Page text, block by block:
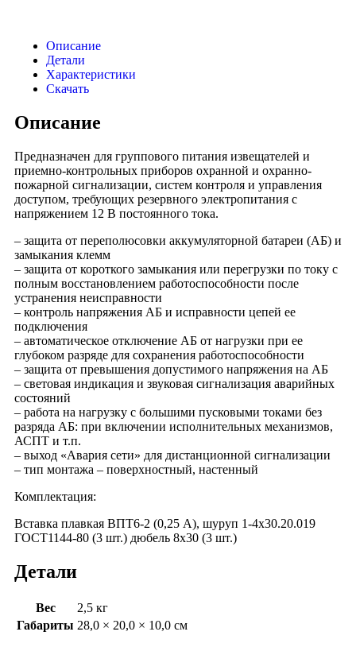
Описание
Детали
Характеристики
Скачать
Описание
Предназначен для группового питания извещателей и
приемно-контрольных приборов охранной и охранно-
пожарной сигнализации, систем контроля и управления
доступом, требующих резервного электропитания с
напряжением 12 В постоянного тока.
– защита от переполюсовки аккумуляторной батареи (АБ) и
замыкания клемм
– защита от короткого замыкания или перегрузки по току с
полным восстановлением работоспособности после
устранения неисправности
– контроль напряжения АБ и исправности цепей ее
подключения
– автоматическое отключение АБ от нагрузки при ее
глубоком разряде для сохранения работоспособности
– защита от превышения допустимого напряжения на АБ
– световая индикация и звуковая сигнализация аварийных
состояний
– работа на нагрузку с большими пусковыми токами без
разряда АБ: при включении исполнительных механизмов,
АСПТ и т.п.
– выход «Авария сети» для дистанционной сигнализации
– тип монтажа – поверхностный, настенный
Комплектация:
Вставка плавкая ВПТ6-2 (0,25 А), шуруп 1-4х30.20.019
ГОСТ1144-80 (3 шт.) дюбель 8х30 (3 шт.)
Детали
Вес
2,5 кг
Габариты 28,0 × 20,0 × 10,0 см